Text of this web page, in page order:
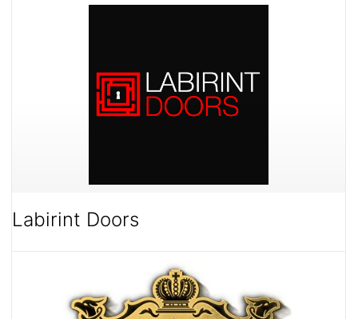
Labirint Doors